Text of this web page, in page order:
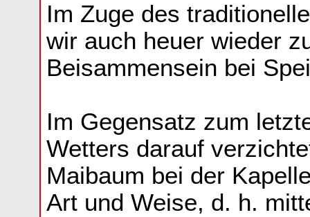
Im Zuge des
wir auch heuer wieder
Beisammensein bei
Im Gegensatz zum
Wetters darauf
Maibaum bei der
Art und Weise, d. h.